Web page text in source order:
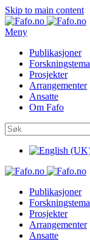
Skip to main content
Meny
Publikasjoner
Forskningstema
Prosjekter
Arrangementer
Ansatte
Om Fafo
Publikasjoner
Forskningstema
Prosjekter
Arrangementer
Ansatte